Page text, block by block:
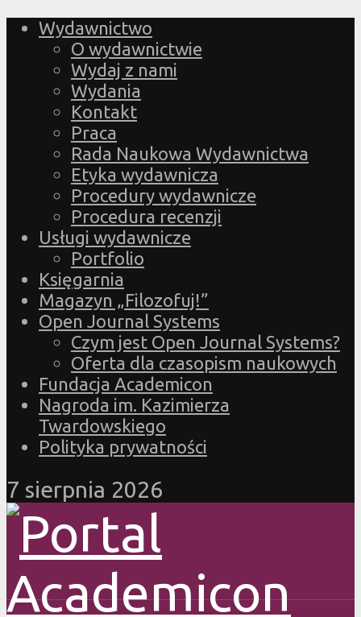
Wydawnictwo
O wydawnictwie
Wydaj z nami
Wydania
Kontakt
Praca
Rada Naukowa Wydawnictwa
Etyka wydawnicza
Procedury wydawnicze
Procedura recenzji
Usługi wydawnicze
Portfolio
Księgarnia
Magazyn „Filozofuj!”
Open Journal Systems
Czym jest Open Journal Systems?
Oferta dla czasopism naukowych
Fundacja Academicon
Nagroda im. Kazimierza
Twardowskiego
Polityka prywatności
7 sierpnia 2026